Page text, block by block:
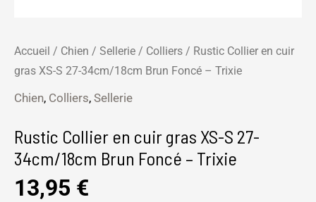
Accueil / Chien / Sellerie / Colliers / Rustic Collier en cuir
gras XS-S 27-34cm/18cm Brun Foncé – Trixie
Chien, Colliers, Sellerie
Rustic Collier en cuir gras XS-S 27-
34cm/18cm Brun Foncé – Trixie
13,95 €